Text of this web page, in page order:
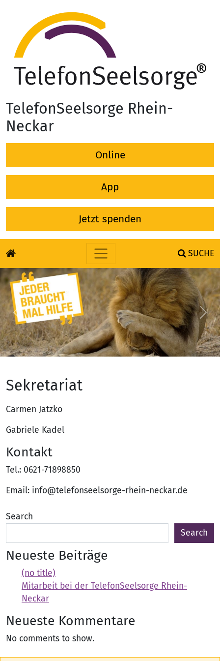
TelefonSeelsorge Rhein-
Neckar
Online
App
Jetzt spenden
Skip to content
SUCHE
Previous
Sekretariat
Carmen Jatzko
Gabriele Kadel
Kontakt
Tel.: 0621-71898850
Email: info@telefonseelsorge-rhein-neckar.de
Search
Search
Neueste Beiträge
(no title)
Mitarbeit bei der TelefonSeelsorge Rhein-
Neckar
Neueste Kommentare
No comments to show.